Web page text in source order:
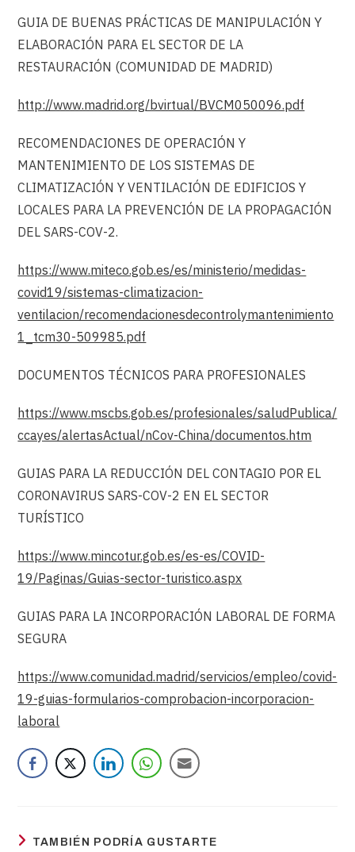
GUIA DE BUENAS PRÁCTICAS DE MANIPULACIÓN Y
ELABORACIÓN PARA EL SECTOR DE LA
RESTAURACIÓN (COMUNIDAD DE MADRID)
http://www.madrid.org/bvirtual/BVCM050096.pdf
RECOMENDACIONES DE OPERACIÓN Y
MANTENIMIENTO DE LOS SISTEMAS DE
CLIMATIZACIÓN Y VENTILACIÓN DE EDIFICIOS Y
LOCALES PARA LA PREVENCIÓN DE LA PROPAGACIÓN
DEL SARS-COV-2.
https://www.miteco.gob.es/es/ministerio/medidas-
covid19/sistemas-climatizacion-
ventilacion/recomendacionesdecontrolymantenimiento
1_tcm30-509985.pdf
DOCUMENTOS TÉCNICOS PARA PROFESIONALES
https://www.mscbs.gob.es/profesionales/saludPublica/
ccayes/alertasActual/nCov-China/documentos.htm
GUIAS PARA LA REDUCCIÓN DEL CONTAGIO POR EL
CORONAVIRUS SARS-COV-2 EN EL SECTOR
TURÍSTICO
https://www.mincotur.gob.es/es-es/COVID-
19/Paginas/Guias-sector-turistico.aspx
GUIAS PARA LA INCORPORACIÓN LABORAL DE FORMA
SEGURA
https://www.comunidad.madrid/servicios/empleo/covid-
19-guias-formularios-comprobacion-incorporacion-
laboral
TAMBIÉN PODRÍA GUSTARTE